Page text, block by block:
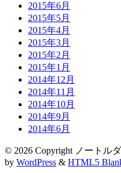
2015年6月
2015年5月
2015年4月
2015年3月
2015年2月
2015年1月
2014年12月
2014年11月
2014年10月
2014年9月
2014年6月
© 2026 Copyright ノートル
by WordPress & HTML5